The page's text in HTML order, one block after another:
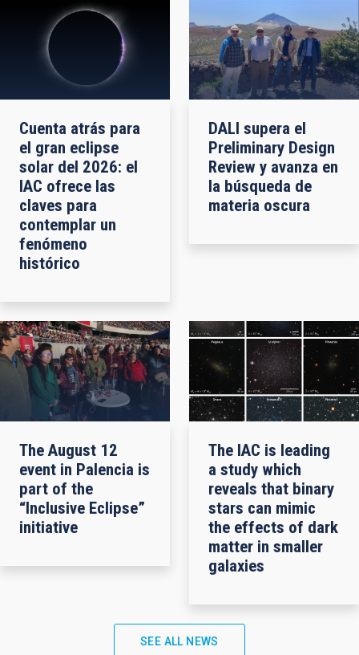
Cuenta atrás para
el gran eclipse
solar del 2026: el
IAC ofrece las
claves para
contemplar un
fenómeno
histórico
DALI supera el
Preliminary Design
Review y avanza en
la búsqueda de
materia oscura
The August 12
event in Palencia is
part of the
“Inclusive Eclipse”
initiative
The IAC is leading
a study which
reveals that binary
stars can mimic
the effects of dark
matter in smaller
galaxies
SEE ALL NEWS